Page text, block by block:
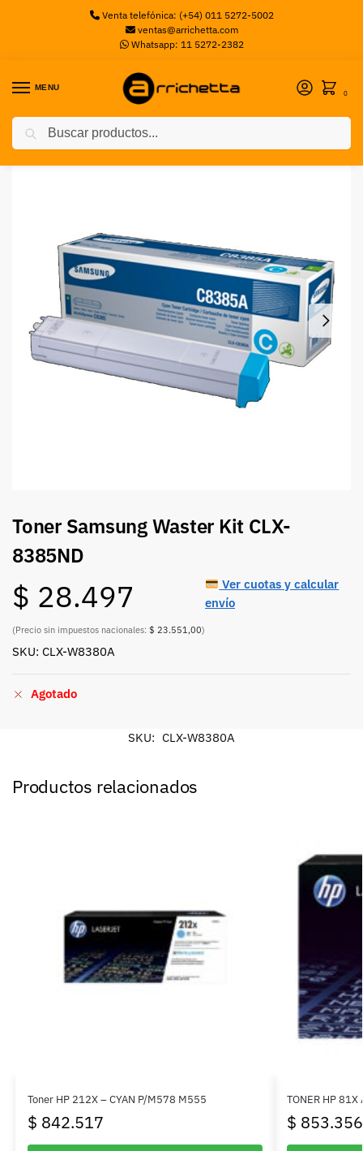
Venta telefónica: (+54) 011 5272-5002
ventas@arrichetta.com
Whatsapp: 11 5272-2382
MENU
0
Inicio Toners Toner Samsung Waster Kit CLX-8385ND
Toner Samsung Waster Kit CLX-
8385ND
$ 28.497
(Precio sin impuestos nacionales: $ 23.551,00)
Ver cuotas y calcular
envío
SKU: CLX-W8380A
Agotado
SKU: CLX-W8380A
Productos relacionados
Toner HP 212X – CYAN P/M578 M555
$ 842.517
TONER HP 81X
$ 853.356